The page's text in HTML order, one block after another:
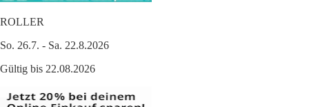
ROLLER
So. 26.7. - Sa. 22.8.2026
Gültig bis 22.08.2026